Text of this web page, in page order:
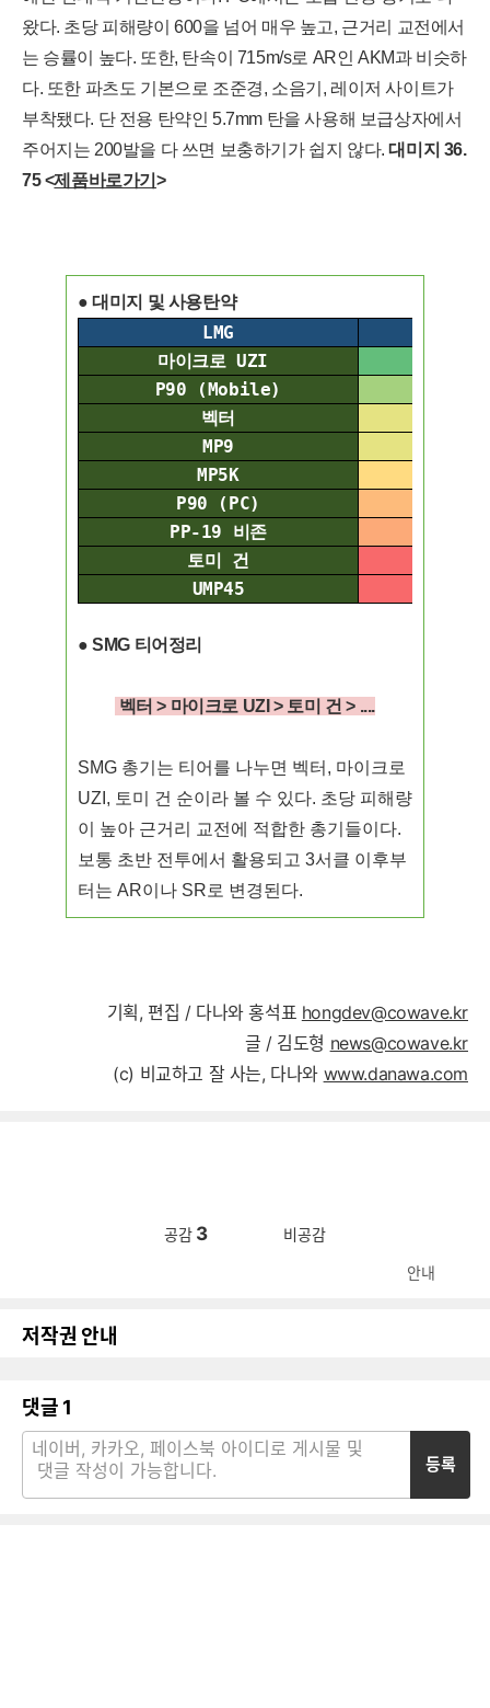
왔다. 초당 피해량이 600을 넘어 매우 높고, 근거리 교전에서
는 승률이 높다. 또한, 탄속이 715m/s로 AR인 AKM과 비슷하
다. 또한 파츠도 기본으로 조준경, 소음기, 레이저 사이트가
부착됐다. 단 전용 탄약인 5.7mm 탄을 사용해 보급상자에서
주어지는 200발을 다 쓰면 보충하기가 쉽지 않다. 대 미지 36.
75<제품바로가기>
● 대미지 및 사용탄약
LMG
마이크로 UZI
P90 (Mobile)
벡터
MP9
MP5K
P90 (PC)
PP-19 비존
토미 건
UMP45
● SMG 티어정리
벡터 > 마이크로 UZI >토미 건 > ....
SMG 총기는 티어를 나누면 벡터, 마이크로
UZI, 토미 건 순이라 볼 수 있다. 초당 피해량
이 높아 근거리 교전에 적합한 총기들이다.
보통 초반 전투에서 활용되고 3서클 이후부
터는 AR이나 SR로 변경된다.
기획, 편집 / 다나와 홍석표 hongdev@cowave.kr
글 / 김도형 news@cowave.kr
(c) 비교하고 잘 사는, 다나와 www.danawa.com
공감 3 비공감
안내
저작권 안내
댓글 1
등록